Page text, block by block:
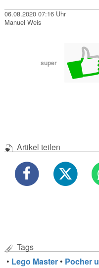
06.08.2020 07:16 Uhr
Manuel Weis
super
Artikel teilen
Tags
• Lego Master • Pocher